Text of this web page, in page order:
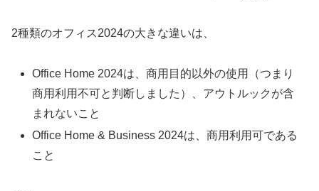
2種類のオフィス2024の大きな違いは、
Office Home 2024は、商用目的以外の使用（つまり
商用利用不可と判断しました）、アウトルックが含
まれないこと
Office Home & Business 2024は、商用利用可である
こと